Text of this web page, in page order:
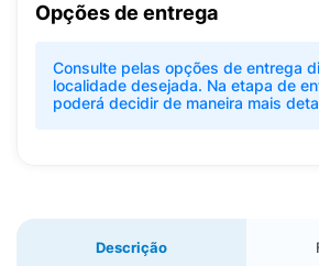
Opções de entrega
Consulte pelas opções de entrega
localidade desejada. Na etapa de
poderá decidir de maneira mais
Descrição